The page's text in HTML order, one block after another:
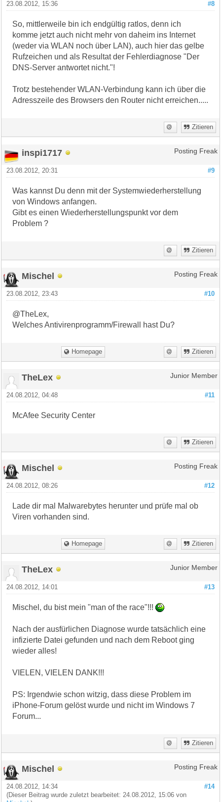
#8
23.08.2012, 15:36
So, mittlerweile bin ich endgültig ratlos, denn ich
komme jetzt auch nicht mehr von daheim ins Internet
(weder via WLAN noch über LAN), auch hier das gelbe
Rufzeichen und als Resultat der Fehlerdiagnose "Der
DNS-Server antwortet nicht."!
Trotz bestehender WLAN-Verbindung kann ich über die
Adresszeile des Browsers den Router nicht erreichen.....
Zitieren
inspi1717 Posting Freak
#9
23.08.2012, 20:31
Was kannst Du denn mit der Systemwiederherstellung
von Windows anfangen.
Gibt es einen Wiederherstellungspunkt vor dem
Problem ?
Zitieren
Mischel Posting Freak
#10
23.08.2012, 23:43
@TheLex,
Welches Antivirenprogramm/Firewall hast Du?
Homepage Zitieren
TheLex Junior Member
#11
24.08.2012, 04:48
McAfee Security Center
Zitieren
Mischel Posting Freak
#12
24.08.2012, 08:26
Lade dir mal Malwarebytes herunter und prüfe mal ob
Viren vorhanden sind.
Homepage Zitieren
TheLex Junior Member
#13
24.08.2012, 14:01
Mischel, du bist mein "man of the race"!!!
Nach der ausfürlichen Diagnose wurde tatsächlich eine
infizierte Datei gefunden und nach dem Reboot ging
wieder alles!
VIELEN, VIELEN DANK!!!
PS: Irgendwie schon witzig, dass diese Problem im
iPhone-Forum gelöst wurde und nicht im Windows 7
Forum...
Zitieren
Mischel Posting Freak
#14
24.08.2012, 14:34
(Dieser Beitrag wurde zuletzt bearbeitet: 24.08.2012, 15:06 von